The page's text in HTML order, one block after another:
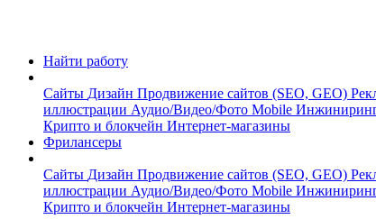
Найти работу
Сайты Дизайн Продвижение сайтов (SEO, GEO)
иллюстрации Аудио/Видео/Фото Mobile
Крипто и блокчейн Интернет-магазины
Фрилансеры
Сайты Дизайн Продвижение сайтов (SEO, GEO)
иллюстрации Аудио/Видео/Фото Mobile
Крипто и блокчейн Интернет-магазины